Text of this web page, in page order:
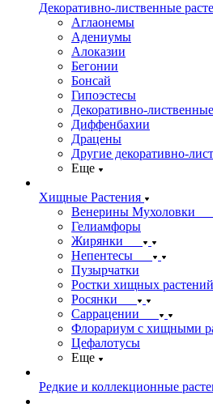
Декоративно-лиственные
Аглаонемы
Адениумы
Алоказии
Бегонии
Бонсай
Гипоэстесы
Декоративно-
Диффенбахии
Драцены
Другие декоративно-
Еще
Хищные Растения
Венерины Мухоловки
Гелиамфоры
Жирянки
Непентесы
Пузырчатки
Ростки хищных растений
Росянки
Саррацении
Флорариум с хищными
Цефалотусы
Еще
Редкие и коллекционные